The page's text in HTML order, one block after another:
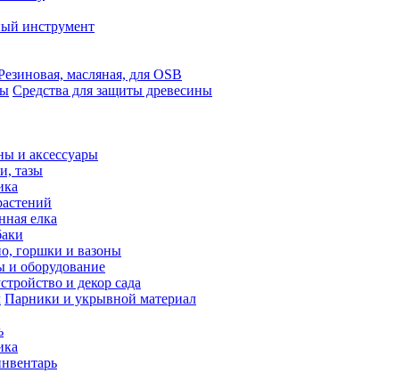
инструмент
масляная, для OSB
Средства для защиты древесины
и аксессуары
тазы
елка
горшки и вазоны
и оборудование
и декор сада
Парники и укрывной материал